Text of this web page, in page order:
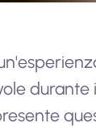
durante